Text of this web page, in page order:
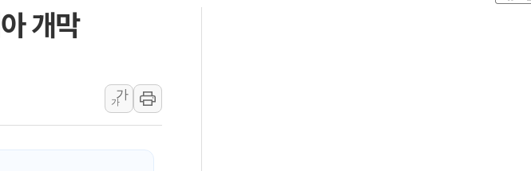
측근 포항시 정책특보 내정설...포항시 '시끌'
양광, 대한민국 다음 100년 밑거름…수도권 집중 완화 전환점"
겨냥 폴리실리콘 관세 15% 부과…美 태양광주 급등
만과 에르도안의 만남
"이란 최고지도자 위독…곧 사망해도 놀랍지 않아"
남군에 국내 최대 규모 400MW 태양광 착공…여의도 1.6배 규모
개막
가
가